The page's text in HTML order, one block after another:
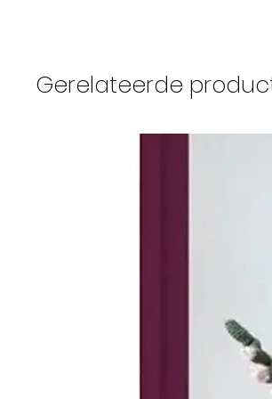
Gerelateerde